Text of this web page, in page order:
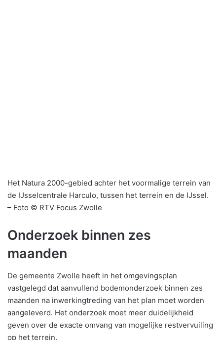
Het Natura 2000-gebied achter het voormalige terrein van
de IJsselcentrale Harculo, tussen het terrein en de IJssel.
– Foto © RTV Focus Zwolle
Onderzoek binnen zes
maanden
De gemeente Zwolle heeft in het omgevingsplan
vastgelegd dat aanvullend bodemonderzoek binnen zes
maanden na inwerkingtreding van het plan moet worden
aangeleverd. Het onderzoek moet meer duidelijkheid
geven over de exacte omvang van mogelijke restvervuiling
op het terrein.